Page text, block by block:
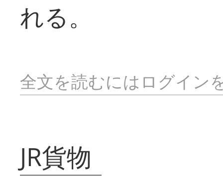
れる。
全文を読むにはログイン
JR貨物